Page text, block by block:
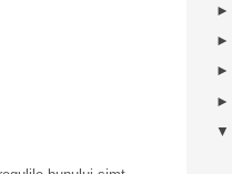
►
►
►
►
▼